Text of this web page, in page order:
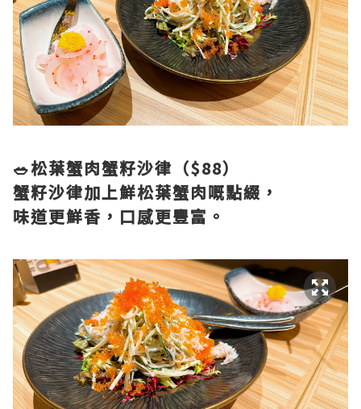
🥗松葉蟹肉蟹籽沙律（$88）
蟹籽沙律加上鮮松葉蟹肉嘅點綴，
味道更鮮香，口感更豐富。